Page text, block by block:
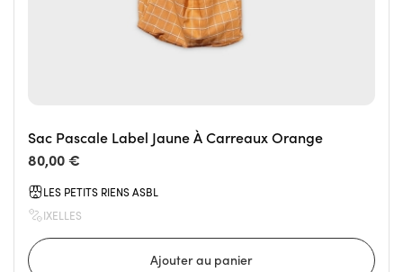
Sac Pascale Label Jaune À Carreaux Orange
80,00 €
LES PETITS RIENS ASBL
IXELLES